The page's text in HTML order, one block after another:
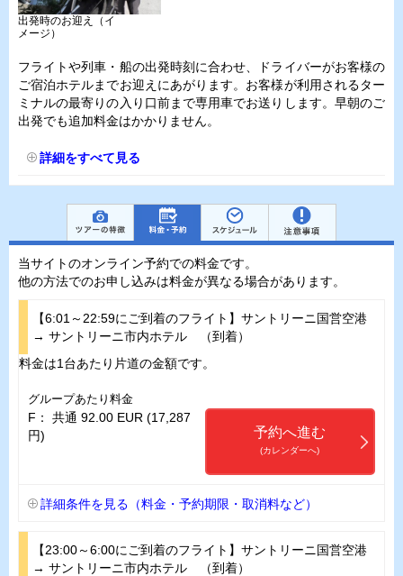
出発時のお迎え（イ
メージ）
フライトや列車・船の出発時刻に合わせ、ドライバーがお客様の
ご宿泊ホテルまでお迎えにあがります。お客様が利用されるター
ミナルの最寄りの入り口前まで専用車でお送りします。早朝のご
出発でも追加料金はかかりません。
詳細をすべて見る
当サイトのオンライン予約での料金です。
他の方法でのお申し込みは料金が異なる場合があります。
【6:01～22:59にご到着のフライト】サントリーニ国営空港
→ サントリーニ市内ホテル （到着）
料金は1台あたり片道の金額です。
グループあたり料金
F： 共通 92.00 EUR (17,287
円)
予約へ進む
(カレンダーへ)
詳細条件を見る（料金・予約期限・取消料など）
【23:00～6:00にご到着のフライト】サントリーニ国営空港
→ サントリーニ市内ホテル （到着）